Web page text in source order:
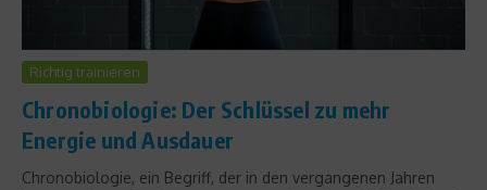
Richtig trainieren
Chronobiologie: Der Schlüssel zu mehr
Energie und Ausdauer
Chronobiologie, ein Begriff, der in den vergangenen Jahren